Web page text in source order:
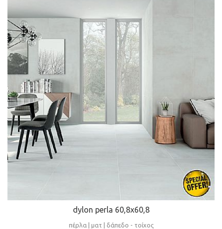
dylon perla 60,8x60,8
πέρλα | ματ | δάπεδο - τοίχος